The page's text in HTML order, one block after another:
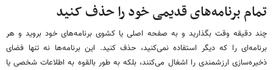
تمام برنامه‌های قدیمی خود را حذف کنید
چند دقیقه وقت بگذارید و به صفحه اصلی یا کشوی برنامه‌های خود بروید و هر
برنامه‌ای را که دیگر استفاده نمی‌کنید، حذف کنید. این برنامه‌ها نه تنها فضای
ذخیره‌سازی ارزشمندی را اشغال می‌کنند، بلکه به طور بالقوه به اطلاعات شخصی یا